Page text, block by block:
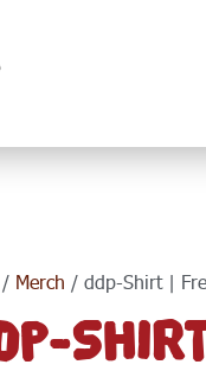
Merch / ddp-Shirt |